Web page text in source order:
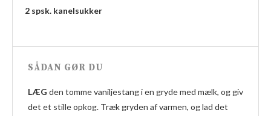
2 spsk. kanelsukker
SÅDAN GØR DU
LÆG den tomme vaniljestang i en gryde med mælk, og giv
det et stille opkog. Træk gryden af varmen, og lad det